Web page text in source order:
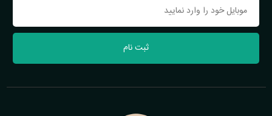
ثبت نام